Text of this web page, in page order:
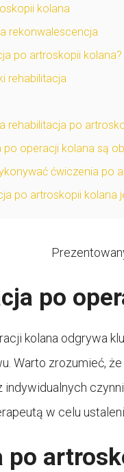
kolana
rekonwalescencja
po artroskopii kolana?
rehabilitacja
rehabilitacja po
po operacji kolana są
ćwiczenia po
po artroskopii kolana
po
kolana odgrywa
Warto zrozumieć,
indywidualnych
w celu
po